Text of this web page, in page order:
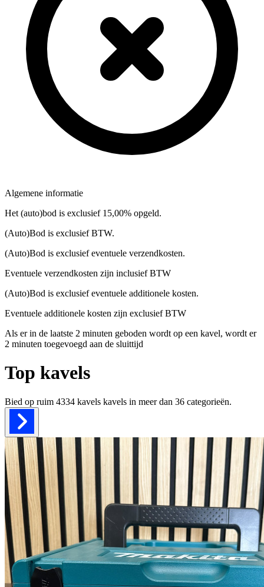
Algemene informatie
Het (auto)bod is exclusief 15,00% opgeld.
(Auto)Bod is exclusief BTW.
(Auto)Bod is exclusief eventuele verzendkosten.
Eventuele verzendkosten zijn inclusief BTW
(Auto)Bod is exclusief eventuele additionele kosten.
Eventuele additionele kosten zijn exclusief BTW
Als er in de laatste 2 minuten geboden wordt op een kavel, wordt er
2 minuten toegevoegd aan de sluittijd
Top kavels
Bied op ruim 4334 kavels kavels in meer dan 36 categorieën.